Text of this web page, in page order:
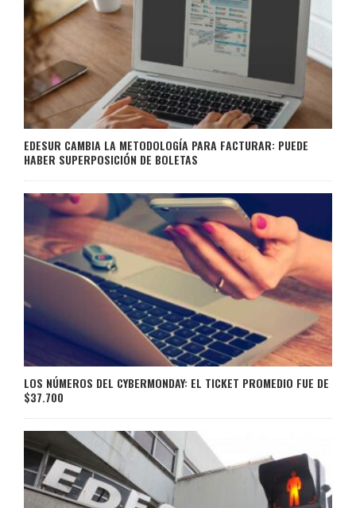
EDESUR CAMBIA LA METODOLOGÍA PARA FACTURAR: PUEDE
HABER SUPERPOSICIÓN DE BOLETAS
LOS NÚMEROS DEL CYBERMONDAY: EL TICKET PROMEDIO FUE DE
$37.700